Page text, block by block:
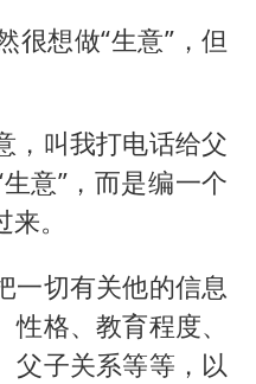
很想做“生意”，但
，叫我打电话给父
意”，而是编一个
。
一切有关他的信息
格、教育程度、
父子关系等等，以